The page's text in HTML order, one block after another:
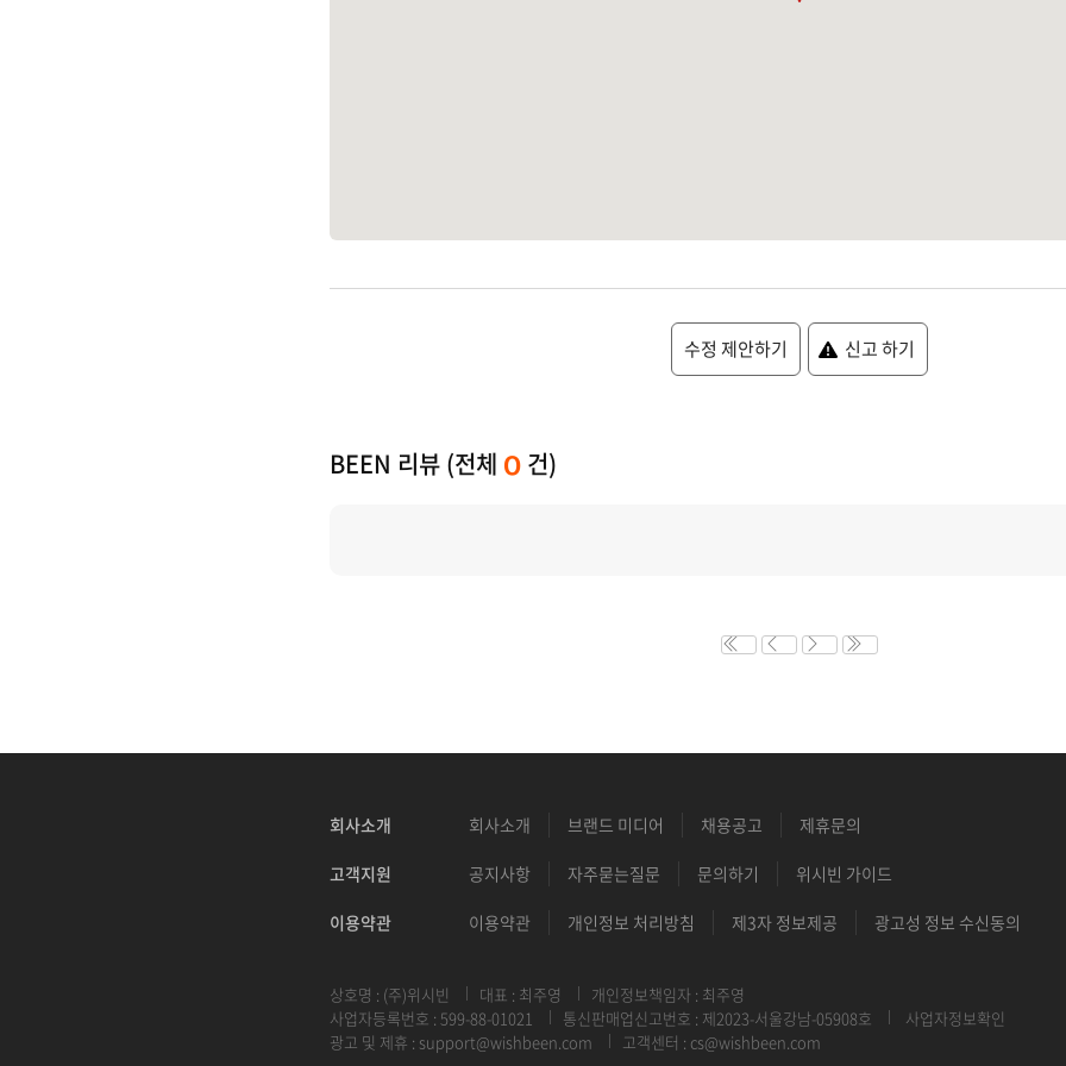
수정 제안하기 신고 하기
BEEN 리뷰 (전체 0 건)
회사소개 회사소개 브랜드 미디어 채용공고 제휴문의
고객지원 공지사항 자주묻는질문 문의하기 위시빈 가이드
이용약관 이용약관 개인정보 처리방침 제3자 정보제공 광고성 정보 수신동의
상호명 : (주)위시빈 대표 : 최주영
개인정보책임자 : 최주영
사업자등록번호 : 599-88-01021
통신판매업신고번호 : 제2023-서울강남-05908호
사업자정보확인
광고 및 제휴 : support@wishbeen.com 고객센터 : cs@wishbeen.com